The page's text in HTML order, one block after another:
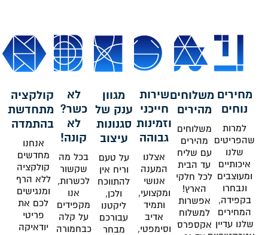
מחירים
נוחים
למרות
שהפריטים
שלנו
איכותיים
ומעוצבים
ונבחרו
בקפידה,
המחירים
שלנו עדיין
משלוחים
מהירים
משלוחים
מהירים
עם שליח
עד הבית
לכל חלקי
הארץ!
אפשרות
למשלוח
אקספרס
שירות
חייכני
וזמינות
גבוהה
אצלנו
המענה
אנושי
ומקצועי,
ותמיד
אדיב
וסימפטי,
מגוון
ענק של
סגנונות
עיצוב
על טעם
וריח אין
להתווכח
ולכן,
ליקטנו
עבורכם
מבחר
לא
כשר?
לא
קונה!
בכל מה
שקשור
לכשרות,
אנו
מקפידים
על קלה
כבחמורה
קולקציה
מתחדשת
בהתמדה
אנחנו
מחדשים
קולקציה
ללא הרף
ומנגישים
לכם את
פריטי
יודאיקה